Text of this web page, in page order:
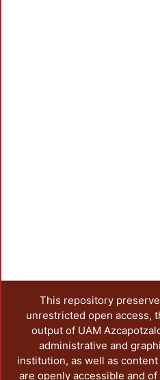
This repository
unrestricted open access,
output of UAM
administrative and
institution, as well as
are openly accessible and